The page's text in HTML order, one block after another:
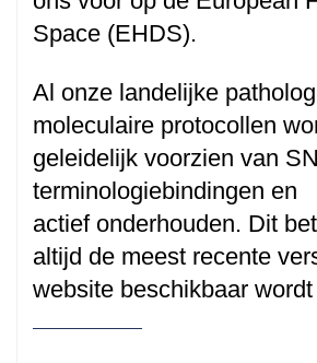
Space (EHDS).
Al onze landelijke
moleculaire protocollen
geleidelijk voorzien van
terminologiebindingen en
actief onderhouden. Dit
altijd de meest recente
website beschikbaar